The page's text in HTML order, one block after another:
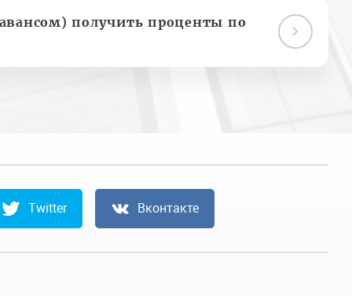
получить проценты по
Twitter Вконтакте